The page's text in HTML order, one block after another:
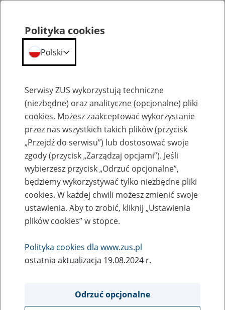
Szkolenia
Zaproś ZUS do siebie: eZUS, wizyty
rezerwowane, e-wizyty, Aktywni 50+
Rodzaj wydarzenia
Szkolenia
Obszar merytoryczny
Płatnicy, ubezpieczeni, świadczeniobiorcy
Polityka cookies
Polski
Serwisy ZUS wykorzystują techniczne
(niezbędne) oraz analityczne (opcjonalne) pliki
cookies. Możesz zaakceptować wykorzystanie
przez nas wszystkich takich plików (przycisk
„Przejdź do serwisu”) lub dostosować swoje
zgody (przycisk „Zarządzaj opcjami”). Jeśli
wybierzesz przycisk „Odrzuć opcjonalne”,
będziemy wykorzystywać tylko niezbędne pliki
cookies. W każdej chwili możesz zmienić swoje
ustawienia. Aby to zrobić, kliknij „Ustawienia
plików cookies” w stopce.
Polityka cookies dla www.zus.pl
ostatnia aktualizacja 19.08.2024 r.
Odrzuć opcjonalne